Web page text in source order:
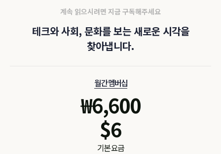
계속 읽으시려면 지금 구독해주세요
테크와 사회, 문화를 보는 새로운 시각을
찾아냅니다.
월간 멤버십
₩6,600
$6
기본 요금